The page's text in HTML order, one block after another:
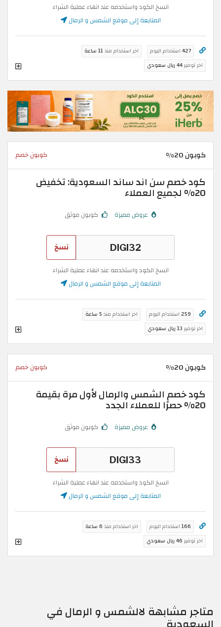
انسخ الكود واستخدمه عند انهاء عملية الشراء
المتابعة إلى موقع الشمس و الرمال
427 استخدام اليوم اخر استخدام منذ11 ساعة
اخر توفير44 ريال سعودي
كوبون 20% كوبون خصم
كود خصم سن اند ساند السعودية: تخفيض
20% لجميع العملاء
عروض مميزة كوبون موثق
نسخ
انسخ الكود واستخدمه عند انهاء عملية الشراء
المتابعة إلى موقع الشمس و الرمال
259 استخدام اليوم اخر استخدام منذ 5 ساعة
اخر توفير 13 ريال سعودي
كوبون 20% كوبون خصم
كود خصم الشمس والرمال لأول مرة بقيمة
20% حصرًا للعملاء الجدد
عروض مميزة كوبون موثق
نسخ
انسخ الكود واستخدمه عند انهاء عملية الشراء
المتابعة إلى موقع الشمس و الرمال
166 استخدام اليوم اخر استخدام منذ 6 ساعة
اخر توفير 46 ريال سعودي
متاجر مشابهة لالشمس و الرمال في